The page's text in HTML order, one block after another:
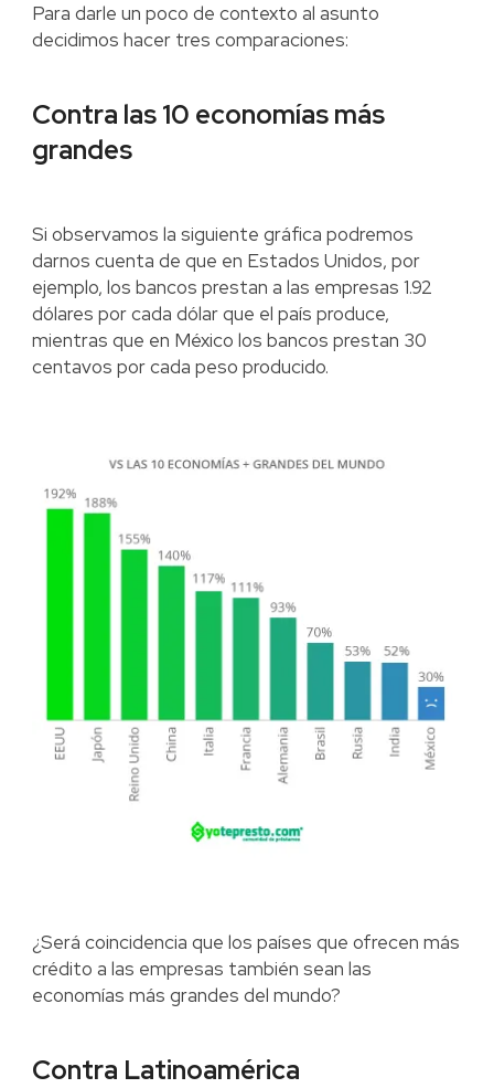
Para darle un poco de contexto al asunto
decidimos hacer tres comparaciones:
Contra las 10 economías más
grandes
Si observamos la siguiente gráfica podremos
darnos cuenta de que en Estados Unidos, por
ejemplo, los bancos prestan a las empresas 1.92
dólares por cada dólar que el país produce,
mientras que en México los bancos prestan 30
centavos por cada peso producido.
¿Será coincidencia que los países que ofrecen más
crédito a las empresas también sean las
economías más grandes del mundo?
Contra Latinoamérica